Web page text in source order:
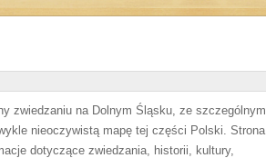
zwiedzaniu na Dolnym Śląsku, ze szczególnym
nieoczywistą mapę tej części Polski. Strona
dotyczące zwiedzania, historii, kultury,